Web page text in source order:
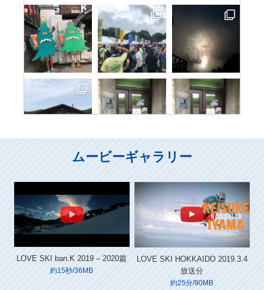
ムービーギャラリー
LOVE SKI ban.K 2019 – 2020篇
約15秒/36MB
LOVE SKI HOKKAIDO 2019.3.4
放送分
約25分/90MB